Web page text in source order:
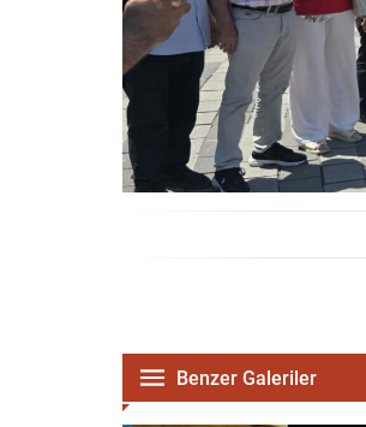
Benzer Galeriler